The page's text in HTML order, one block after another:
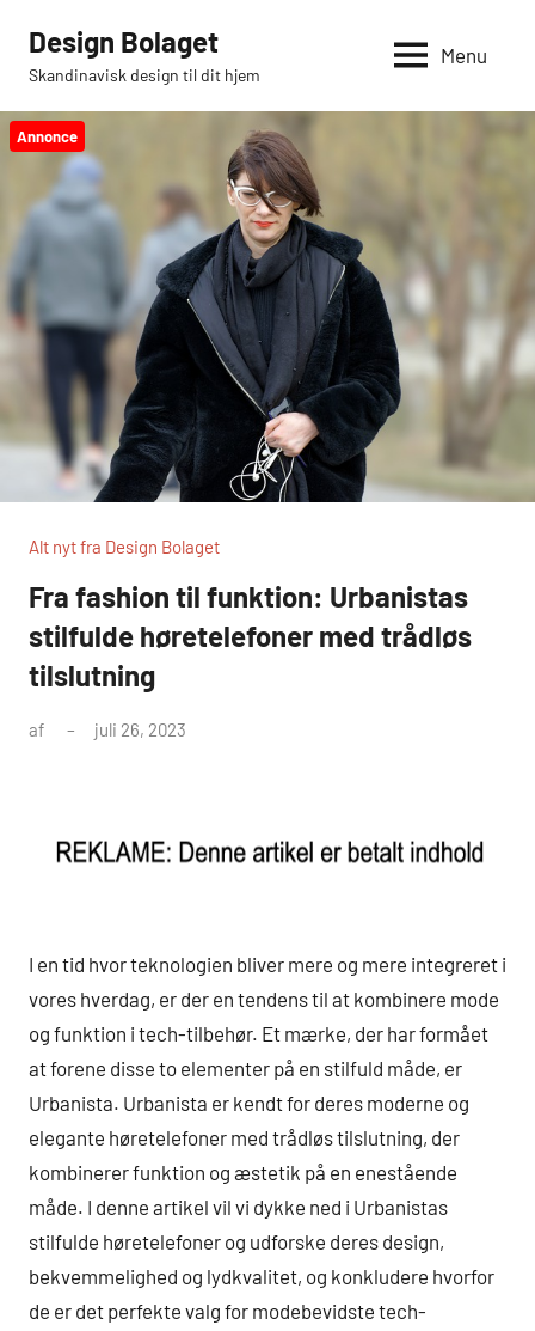
indhold
Design Bolaget
Skandinavisk design til dit hjem
Menu
Annonce
Alt nyt fra Design Bolaget
Fra fashion til funktion: Urbanistas
stilfulde høretelefoner med trådløs
tilslutning
af juli 26, 2023
I en tid hvor teknologien bliver mere og mere integreret i
vores hverdag, er der en tendens til at kombinere mode
og funktion i tech-tilbehør. Et mærke, der har formået
at forene disse to elementer på en stilfuld måde, er
Urbanista. Urbanista er kendt for deres moderne og
elegante høretelefoner med trådløs tilslutning, der
kombinerer funktion og æstetik på en enestående
måde. I denne artikel vil vi dykke ned i Urbanistas
stilfulde høretelefoner og udforske deres design,
bekvemmelighed og lydkvalitet, og konkludere hvorfor
de er det perfekte valg for modebevidste tech-